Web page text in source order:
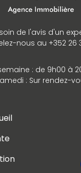
de l'avis d'un
nous au +352 26
: de 9h00 à
: Sur rendez-